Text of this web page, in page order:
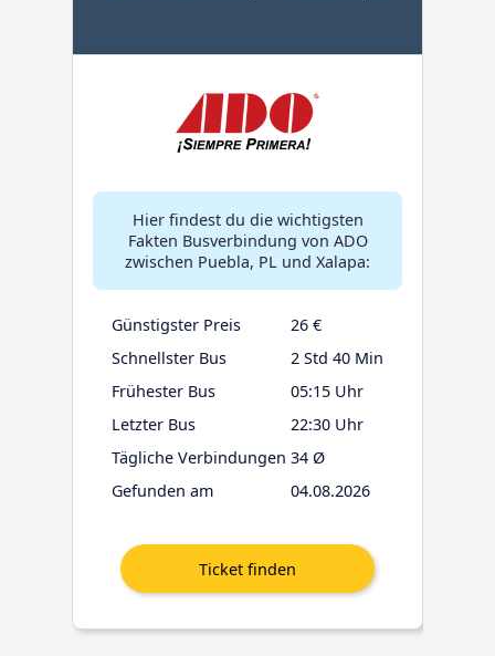
Hier findest du die wichtigsten
Fakten Busverbindung von ADO
zwischen Puebla, PL und Xalapa:
Günstigster Preis
26 €
Schnellster Bus
2 Std 40 Min
Frühester Bus
05:15 Uhr
Letzter Bus
22:30 Uhr
Tägliche Verbindungen 34 Ø
Gefunden am
04.08.2026